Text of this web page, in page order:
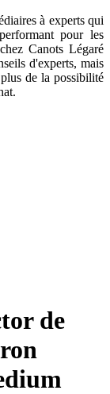
à experts qui
pour les
Canots Légaré
d'experts, mais
de la possibilité
de